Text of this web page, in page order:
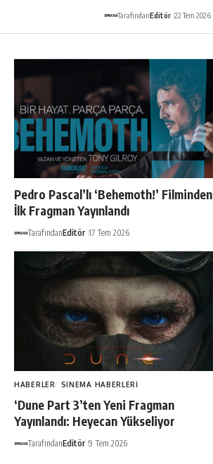
TarafındanEditör 22 Tem 2026
Pedro Pascal’lı ‘Behemoth!’ Filminden
İlk Fragman Yayınlandı
TarafındanEditör 17 Tem 2026
HABERLER SINEMA HABERLERI
‘Dune Part 3’ten Yeni Fragman
Yayınlandı: Heyecan Yükseliyor
TarafındanEditör 9 Tem 2026